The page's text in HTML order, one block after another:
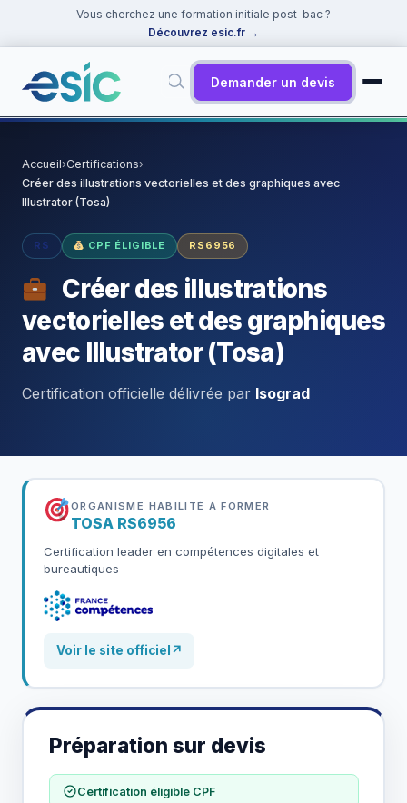
Vous cherchez une formation initiale post-bac ?
Découvrez esic.fr →
Demander un devis
Suggestions :Cybersécurité
Accueil›Certifications›
Créer des illustrations vectorielles et des graphiques avec
Illustrator (Tosa)
RS CPF ÉLIGIBLE RS6956
Créer des illustrations
vectorielles et des graphiques
avec Illustrator (Tosa)
Certification officielle délivrée par Isograd
ORGANISME HABILITÉ À FORMER
TOSA RS6956
Certification leader en compétences digitales et
bureautiques
Voir le site officiel↗
Préparation sur devis
Certification éligible CPF